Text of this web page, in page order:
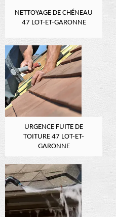
NETTOYAGE DE CHÉNEAU
47 LOT-ET-GARONNE
URGENCE FUITE DE
TOITURE 47 LOT-ET-
GARONNE